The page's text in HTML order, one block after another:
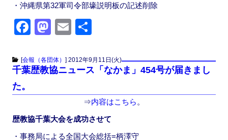
・沖縄県第32軍司令部壕説明板の記述削除
F
c
e
b
o
M
st
o
d
n
E
ail
[会報（各団体） ] 2012年9月11日(火)
千葉歴教協ニュース「なかま」454号が届きまし
た。
⇒内容はこちら 。
歴教協千葉大会を成功させて
・事務局による全国大会総括=柄澤守